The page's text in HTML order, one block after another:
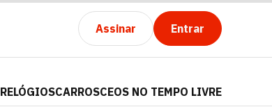
Assinar Entrar
RELÓGIOSCARROSCEOS NO TEMPO LIVRE